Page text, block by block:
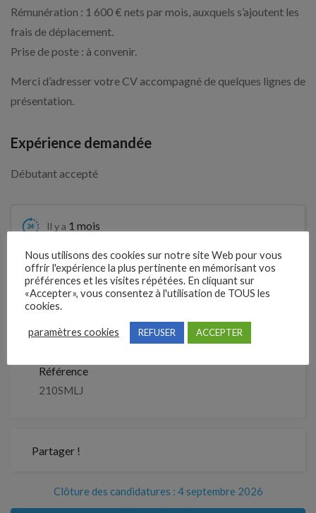
Rémunération : 1 600 € nets par mois, auxquels s’ajoutent les
frais de déplacement.
Prise de poste : à convenir.
Merci d’adresser votre CV accompagné de quelques lignes de
présentation.
Expérience demandée
Débutant accepté
Il y a 1 mois
Clôture des candidatures : 4
septembre 2026
Je postule
Référence
210SMLJ
Partager !
Clôture des candidatures : 4 septembre 2026
Nous utilisons des cookies sur notre site Web pour vous
offrir l'expérience la plus pertinente en mémorisant vos
préférences et les visites répétées. En cliquant sur
«Accepter», vous consentez à l'utilisation de TOUS les
cookies.
paramètres cookies REFUSER ACCEPTER